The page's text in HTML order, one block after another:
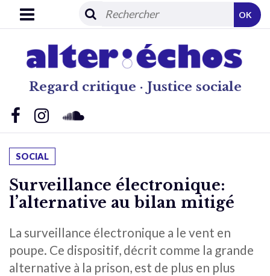
Regard critique · Justice sociale
OK
SOCIAL
Surveillance électronique:
l’alternative au bilan mitigé
La surveillance électronique a le vent en
poupe. Ce dispositif, décrit comme la grande
alternative à la prison, est de plus en plus